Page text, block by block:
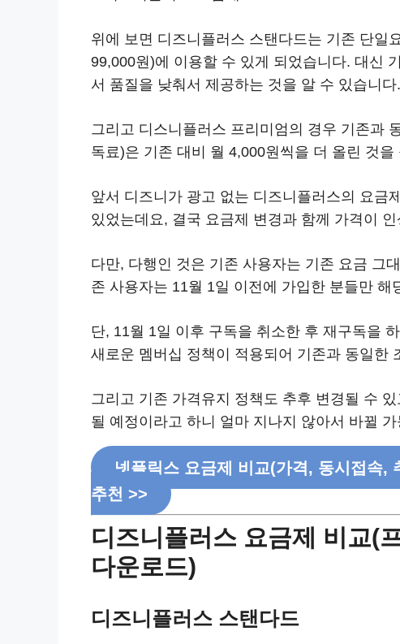
위에 보면 디즈니플러스 스탠다드는 기존 단일
99,000원)에 이용할 수 있게 되었습니다. 대신
서 품질을 낮춰서 제공하는 것을 알 수 있습니다.
그리고 디스니플러스 프리미엄의 경우 기존과
독료)은 기존 대비 월 4,000원씩을 더 올린 것을
앞서 디즈니가 광고 없는 디즈니플러스의 요금
있었는데요, 결국 요금제 변경과 함께 가격이
다만, 다행인 것은 기존 사용자는 기존 요금 그
존 사용자는 11월 1일 이전에 가입한 분들만 해
단, 11월 1일 이후 구독을 취소한 후 재구독을
새로운 멤버십 정책이 적용되어 기존과 동일한
그리고 기존 가격유지 정책도 추후 변경될 수
될 예정이라고 하니 얼마 지나지 않아서 바뀔
넷플릭스 요금제 비교(가격, 동시접속,
추천 >>
디즈니플러스 요금제 비교(
다운로드)
디즈니플러스 스탠다드